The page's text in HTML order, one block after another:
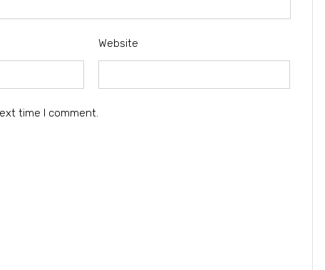
Website
time I comment.